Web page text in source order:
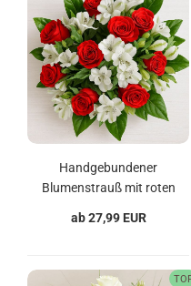
Handgebundener
Blumenstrauß mit roten
Alstromerien
ab 27,99 EUR